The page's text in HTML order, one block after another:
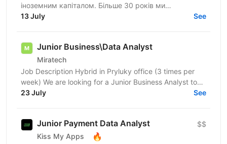
іноземним капіталом. Більше 30 років ми
створюємо та вибудовуємо банківську систему
13 July See
Junior Business\Data Analyst
Miratech
Job Description Hybrid in Pryluky office (3 times per
week) We are looking for a Junior Business Analyst to
support the client team in identifying business...
23 July See
Junior Payment Data Analyst
Kiss My Apps 🔥
$$